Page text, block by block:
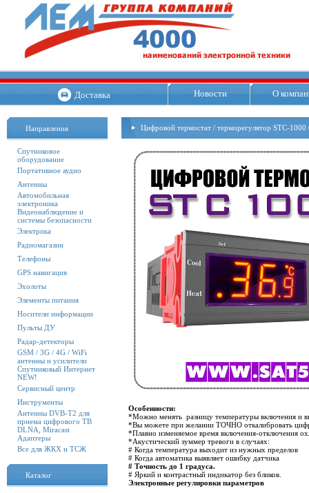
Доставка Новости О
Направления
Спутниковое
оборудование
Портативное аудио
Антенны
Автомобильная
электроника
Видеонаблюдение и
системы безопасности
Электрика
Радиомагазин
Телефоны
GPS навигация
Эхолоты
Элементы питания
Носители информации
Пульты ДУ
Радар-детекторы
GSM / 3G / 4G / WiFi
антенны и усилители
Спутниковый Интернет
NEW!
Сервисный центр
Инструменты
Антенны DVB-T2 для
приема цифрового ТВ
DLNA, Miracast
Адаптеры
Все для ЖКХ и ТСЖ
Каталог
Цифровой термостат / терморегулятор STC-
Особенности:
*Можно менять разницу температуры включения и
*Вы можете при желании ТОЧНО откалибровать
*Плавно изменяемое время включения-отключения
*Акустический зуммер тревоги в случаях:
# Когда температура выходит из нужных пределов
# Когда автоматика выявляет ошибку датчика
# Точность до 1 градуса.
# Яркий и контрастный индикатор без бликов.
Электронные регулировки параметров